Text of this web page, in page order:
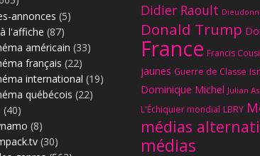
annonces (5)
l'affiche (87)
américain (33)
français (22)
international (19)
québécois (22)
(40)
(8)
(30)
Didier Raoult
Donald Trump
France Francis
jaunes Guerre de Classe
Dominique Michel Julian
L'Échiquier mondial LBRY
médias
médias